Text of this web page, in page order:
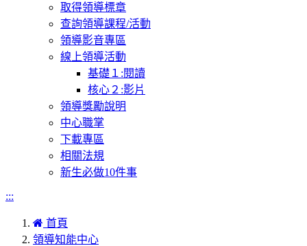
取得領導標章
查詢領導課程/活動
領導影音專區
線上領導活動
基礎１:閱讀
核心２:影片
領導獎勵說明
中心職掌
下載專區
相關法規
新生必做10件事
:::
首頁
領導知能中心